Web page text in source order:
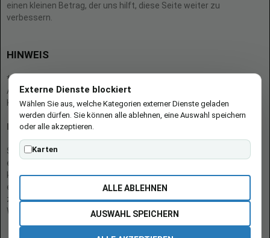
einen kleinen Betrag, der uns hilft, diese Seite weiter zu
verbessern.
HINWEIS
* = Afilliate-Link (=Werbung)
Als Amazon-Partner verdient der Seitenbetreiber an qualifizierten
Käufen.
Hinweis zu Preisen und Verfügbarkeiten
Sofern Produktpreise und Verfügbarkeiten angezeigt werden,
entsprechen diese dem angegebenen Stand (Datum/Uhrzeit) und
können sich auf der verlinkten Seite jederzeit ändern. Für den Kauf
eines Produkts gelten die Angaben zu Preis und Verfügbarkeit, die
zum Kaufzeitpunkt [auf der/den maßgeblichen Amazon-
Website(s)] angezeigt werden.
Externe Dienste blockiert
Wählen Sie aus, welche Kategorien externer Dienste geladen
werden dürfen. Sie können alle ablehnen, eine Auswahl speichern
oder alle akzeptieren.
Karten
ALLE ABLEHNEN
AUSWAHL SPEICHERN